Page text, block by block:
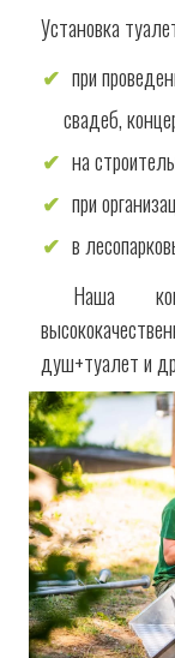
Установка
при
свадеб,
на
при
в
Наша
душ+туалет и